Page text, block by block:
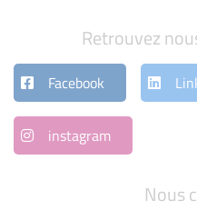
Nous
Retrouvez
Facebook
instagram